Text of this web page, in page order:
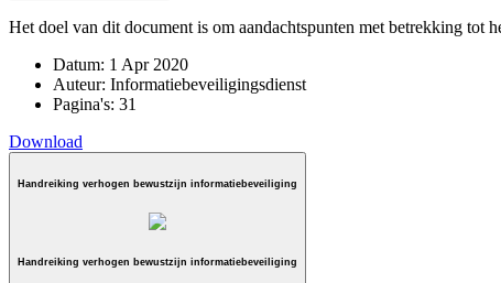
Het doel van dit document is om aandachtspunten met betrekking tot
Datum: 1 Apr 2020
Auteur: Informatiebeveiligingsdienst
Pagina's: 31
Download
Handreiking verhogen bewustzijn informatiebeveiliging
Handreiking verhogen bewustzijn informatiebeveiliging